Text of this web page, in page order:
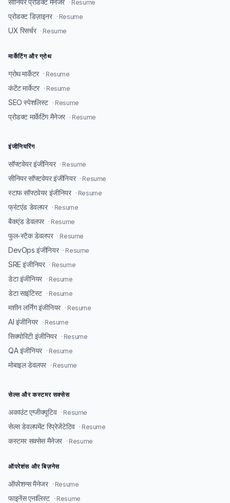
सीनियर प्रोडक्ट मैनेजर · Resume
प्रोडक्ट डिज़ाइनर · Resume
UX रिसर्चर · Resume
मार्केटिंग और ग्रोथ
ग्रोथ मार्केटर · Resume
कंटेंट मार्केटर · Resume
SEO स्पेशलिस्ट · Resume
प्रोडक्ट मार्केटिंग मैनेजर · Resume
इंजीनियरिंग
सॉफ्टवेयर इंजीनियर · Resume
सीनियर सॉफ्टवेयर इंजीनियर · Resume
स्टाफ सॉफ्टवेयर इंजीनियर · Resume
फ्रंटएंड डेवलपर · Resume
बैकएंड डेवलपर · Resume
फुल-स्टैक डेवलपर · Resume
DevOps इंजीनियर · Resume
SRE इंजीनियर · Resume
डेटा इंजीनियर · Resume
डेटा साइंटिस्ट · Resume
मशीन लर्निंग इंजीनियर · Resume
AI इंजीनियर · Resume
सिक्योरिटी इंजीनियर · Resume
QA इंजीनियर · Resume
मोबाइल डेवलपर · Resume
सेल्स और कस्टमर सक्सेस
अकाउंट एग्जीक्यूटिव · Resume
सेल्स डेवलपमेंट रिप्रेजेंटेटिव · Resume
कस्टमर सक्सेस मैनेजर · Resume
ऑपरेशंस और बिज़नेस
ऑपरेशन्स मैनेजर · Resume
फाइनेंस एनालिस्ट · Resume